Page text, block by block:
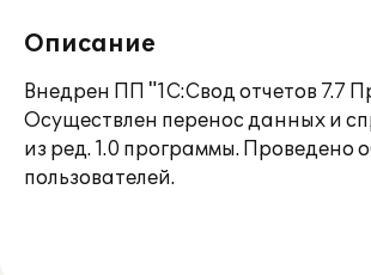
Описание
Внедрен ПП "1С:Свод отчетов 7.7
Осуществлен перенос данных и
из ред. 1.0 программы. Проведено
пользователей.